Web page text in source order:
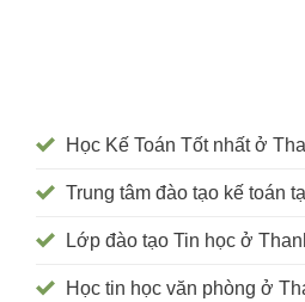
Học Kế Toán Tốt nhất ở
Trung tâm đào tạo kế toán
Lớp đào tạo Tin học ở
Học tin học văn phòng ở